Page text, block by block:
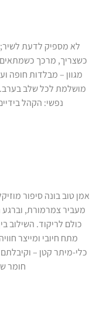
לא מספיק לדעת
כשצריך, מרכך
מגוון – מבלדות חופה
מושלמת לכל שלב
נפשי: הקהל
אמן טוב בונה סיפור
מעביר צמרמורת,
כולם לריקוד. השילוב
מתח חיובי ומייצר
כלי-מיתר קטן –
חומר